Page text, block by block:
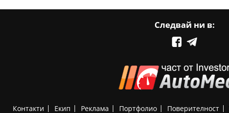
Следвай ни в:
Контакти Екип Реклама Портфолио Поверителност